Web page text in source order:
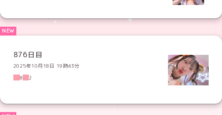
876日目
2025年10月18日 19時43分
8
2